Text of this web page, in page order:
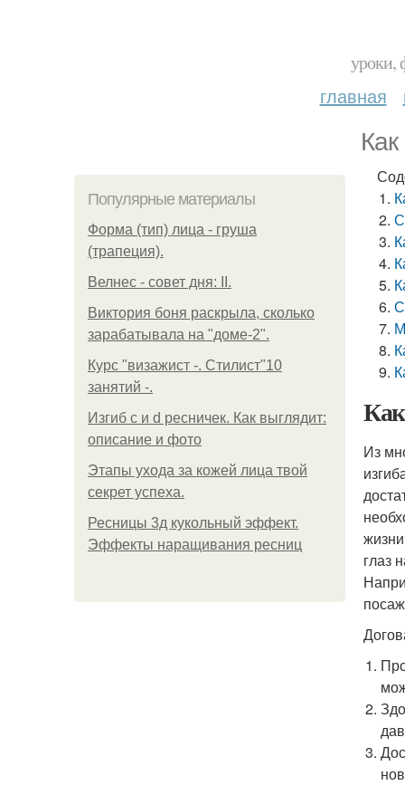
уроки,
главная
Популярные материалы
Форма (тип) лица - груша
(трапеция).
Велнес - совет дня: II.
Виктория боня раскрыла, сколько
зарабатывала на "доме-2".
Курс "визажист -. Стилист"10
занятий -.
Изгиб c и d ресничек. Как выглядит:
описание и фото
Этапы ухода за кожей лица твой
секрет успеха.
Ресницы 3д кукольный эффект.
Эффекты наращивания ресниц
Из
глаз